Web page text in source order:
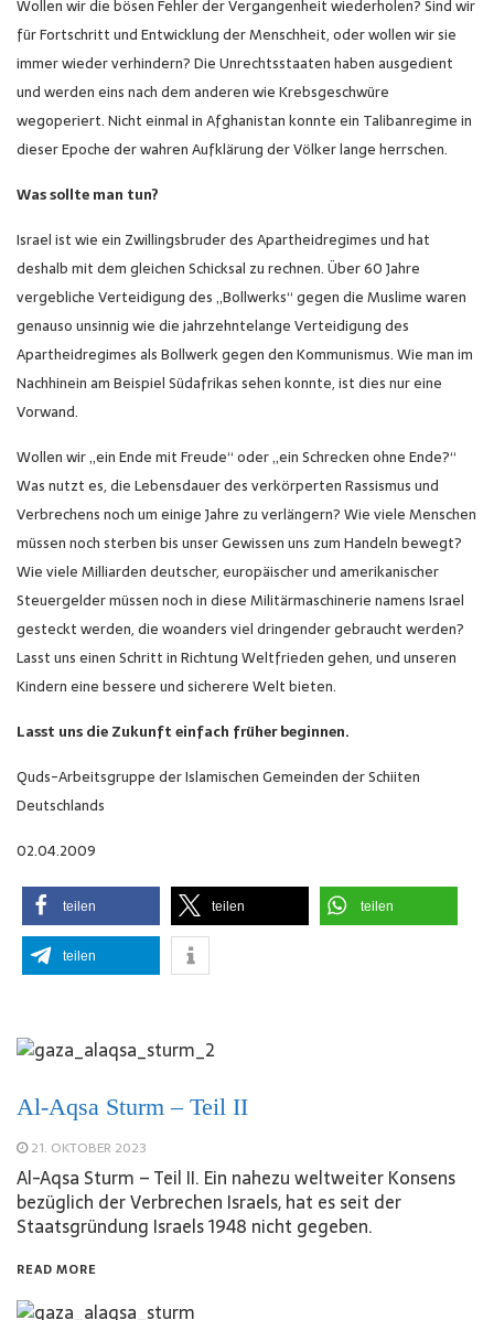
Wollen wir die bösen Fehler der Vergangenheit wiederholen? Sind wir
für Fortschritt und Entwicklung der Menschheit, oder wollen wir sie
immer wieder verhindern? Die Unrechtsstaaten haben ausgedient
und werden eins nach dem anderen wie Krebsgeschwüre
wegoperiert. Nicht einmal in Afghanistan konnte ein Talibanregime in
dieser Epoche der wahren Aufklärung der Völker lange herrschen.
Was sollte man tun?
Israel ist wie ein Zwillingsbruder des Apartheidregimes und hat
deshalb mit dem gleichen Schicksal zu rechnen. Über 60 Jahre
vergebliche Verteidigung des „Bollwerks“ gegen die Muslime waren
genauso unsinnig wie die jahrzehntelange Verteidigung des
Apartheidregimes als Bollwerk gegen den Kommunismus. Wie man im
Nachhinein am Beispiel Südafrikas sehen konnte, ist dies nur eine
Vorwand.
Wollen wir „ein Ende mit Freude“ oder „ein Schrecken ohne Ende?“
Was nutzt es, die Lebensdauer des verkörperten Rassismus und
Verbrechens noch um einige Jahre zu verlängern? Wie viele Menschen
müssen noch sterben bis unser Gewissen uns zum Handeln bewegt?
Wie viele Milliarden deutscher, europäischer und amerikanischer
Steuergelder müssen noch in diese Militärmaschinerie namens Israel
gesteckt werden, die woanders viel dringender gebraucht werden?
Lasst uns einen Schritt in Richtung Weltfrieden gehen, und unseren
Kindern eine bessere und sicherere Welt bieten.
Lasst uns die Zukunft einfach früher beginnen.
Quds-Arbeitsgruppe der Islamischen Gemeinden der Schiiten
Deutschlands
02.04.2009
teilen teilen teilen
teilen
Al-Aqsa Sturm – Teil II
21. OKTOBER 2023
Al-Aqsa Sturm – Teil II. Ein nahezu weltweiter Konsens
bezüglich der Verbrechen Israels, hat es seit der
Staatsgründung Israels 1948 nicht gegeben.
READ MORE